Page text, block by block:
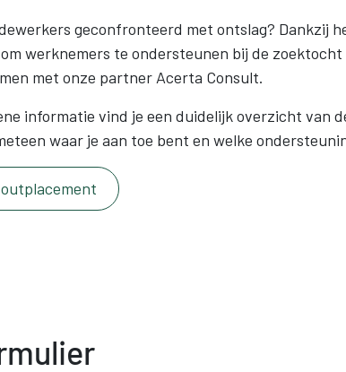
geconfronteerd met ontslag? Dankzij
werknemers te ondersteunen bij de
met onze partner Acerta Consult.
informatie vind je een duidelijk overzicht
waar je aan toe bent en welke